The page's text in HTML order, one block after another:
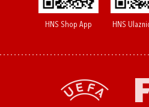
HNS Shop App HNS